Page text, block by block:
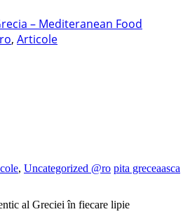
– Mediteranean Food
, Articole
, Uncategorized @ro pita greceaasca
al Greciei în fiecare lipie